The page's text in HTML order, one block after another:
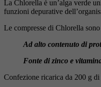
La Chlorella è un’alga verde
funzioni depurative
Le compresse di Chlorella
Ad alto contenuto di
Fonte di zinco e
Confezione ricarica da 200 g